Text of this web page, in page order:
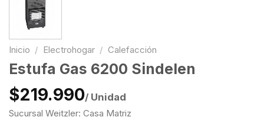
Inicio / Electrohogar / Calefacción
Estufa Gas 6200 Sindelen
$219.990/ Unidad
Sucursal Weitzler: Casa Matriz